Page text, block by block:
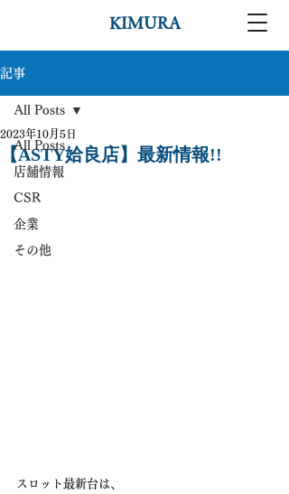
KIMURA
記事
All Posts
店舗情報
CSR
企業
その他
All Posts
【ASTY姶良店】最新情報!!
2023年10月5日
スロット最新台は、